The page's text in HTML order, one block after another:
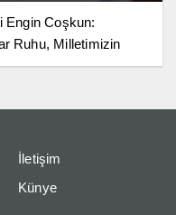
Engin Coşkun:
Ruhu, Milletimizin
Kararlılığının
İletişim
Künye